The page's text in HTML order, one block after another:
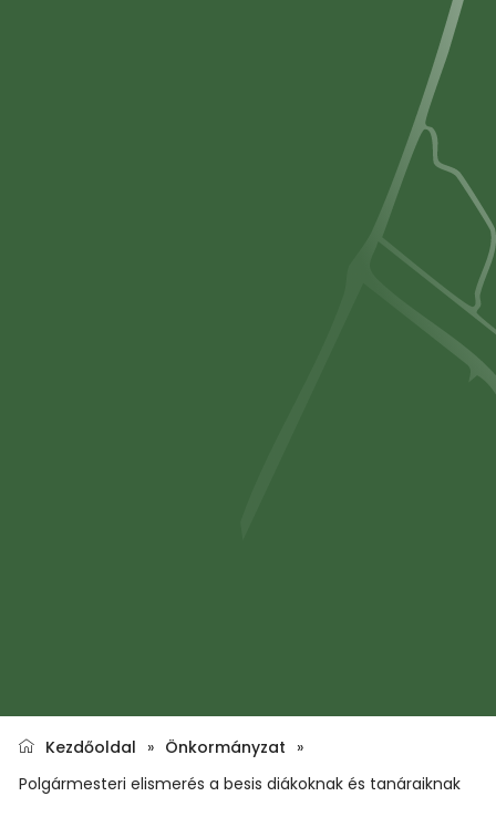
Kezdőoldal » Önkormányzat »
Polgármesteri elismerés a besis diákoknak és tanáraiknak